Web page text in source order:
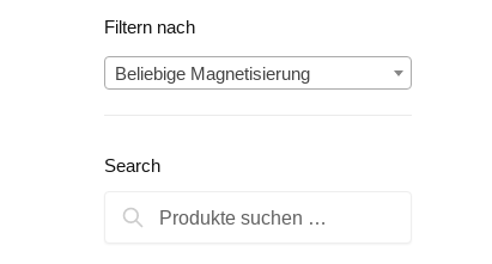
Filtern nach
Beliebige Magnetisierung
Search
Suchen
Suchen